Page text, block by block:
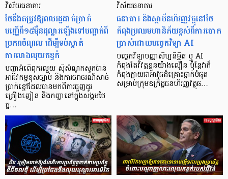
វិស័យធនាគារ
ថៃនឹងតម្រូវឱ្យពលរដ្ឋដាក់ប្រាក់
បញ្ញើពី១៥ម៉ឺនដុល្លារឡើងទៅបញ្ជាក់ពី
ប្រភពចំណូល ដើម្បីទប់ស្កាត់
ការលាងលុយកខ្វក់
បញ្ហាអំពើពុករលួយ ស៊ីសំណូកសូកប៉ាន់
អាជីវកម្មខុសច្បាប់ និងការចរាចរណ៍សាច់
ប្រាក់ខ្មៅដែលបានមកពីការជួញដូរ
គ្រឿងញៀន និងកញ្ឆានៅក្នុងសង្គមថៃ
ក្ន…
វិស័យធនាគារ
ធនាគារ និងស្ថាប័នហិរញ្ញវត្ថុនៅថៃ
កំពុងប្រឈមហានិភ័យខ្ពស់ពីការបោក
ប្រាស់ដោយបច្ចេកវិទ្យា AI
បច្ចេកវិទ្យាបញ្ញាសិប្បនិម្មិត ឬ AI
កំពុងតែវិវត្តខ្លួនយ៉ាងលឿន ប៉ុន្តែវាក៏
កំពុងក្លាយជាអាវុធដ៏គ្រោះថ្នាក់បំផុត
សម្រាប់ក្រុមឧក្រិដ្ឋជនហិរញ្ញវត្ថុផ…